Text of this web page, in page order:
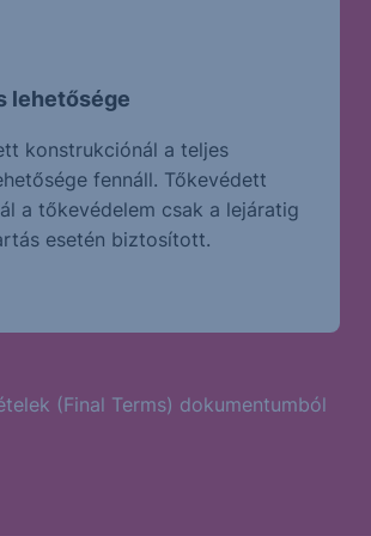
lehetősége
konstrukciónál a teljes
fennáll. Tőkevédett
a tőkevédelem csak a lejáratig
esetén biztosított.
(Final Terms) dokumentumból